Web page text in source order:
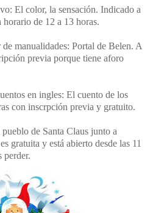
El color, la sensación. Indicado a
de 12 a 13 horas.
manualidades: Portal de Belen. A
previa porque tiene aforo
en ingles: El cuento de los
con inscrpción previa y gratuito.
de Santa Claus junto a
gratuita y está abierto desde las 11
perder.